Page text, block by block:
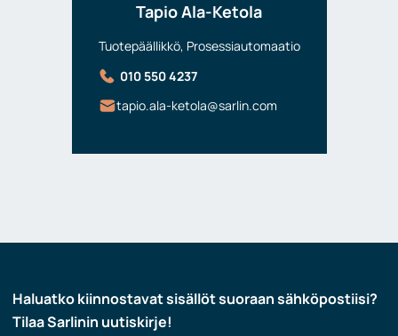
Tapio Ala-Ketola
Tuotepäällikkö, Prosessiautomaatio
010 550 4237
tapio.ala-ketola@sarlin.com
Haluatko kiinnostavat sisällöt suoraan sähköpostiisi?
Tilaa Sarlinin uutiskirje!